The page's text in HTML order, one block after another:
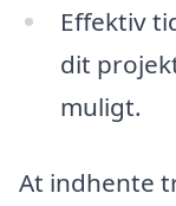
Effektiv
dit
muligt.
At indhente